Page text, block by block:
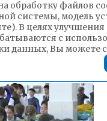
#ВместеСильнее:
школьники
рукопожатиями
с бойцами СВО
08.09.2025 17:02
обработку файлов
системы, модель
В целях
с
данных, Вы можете